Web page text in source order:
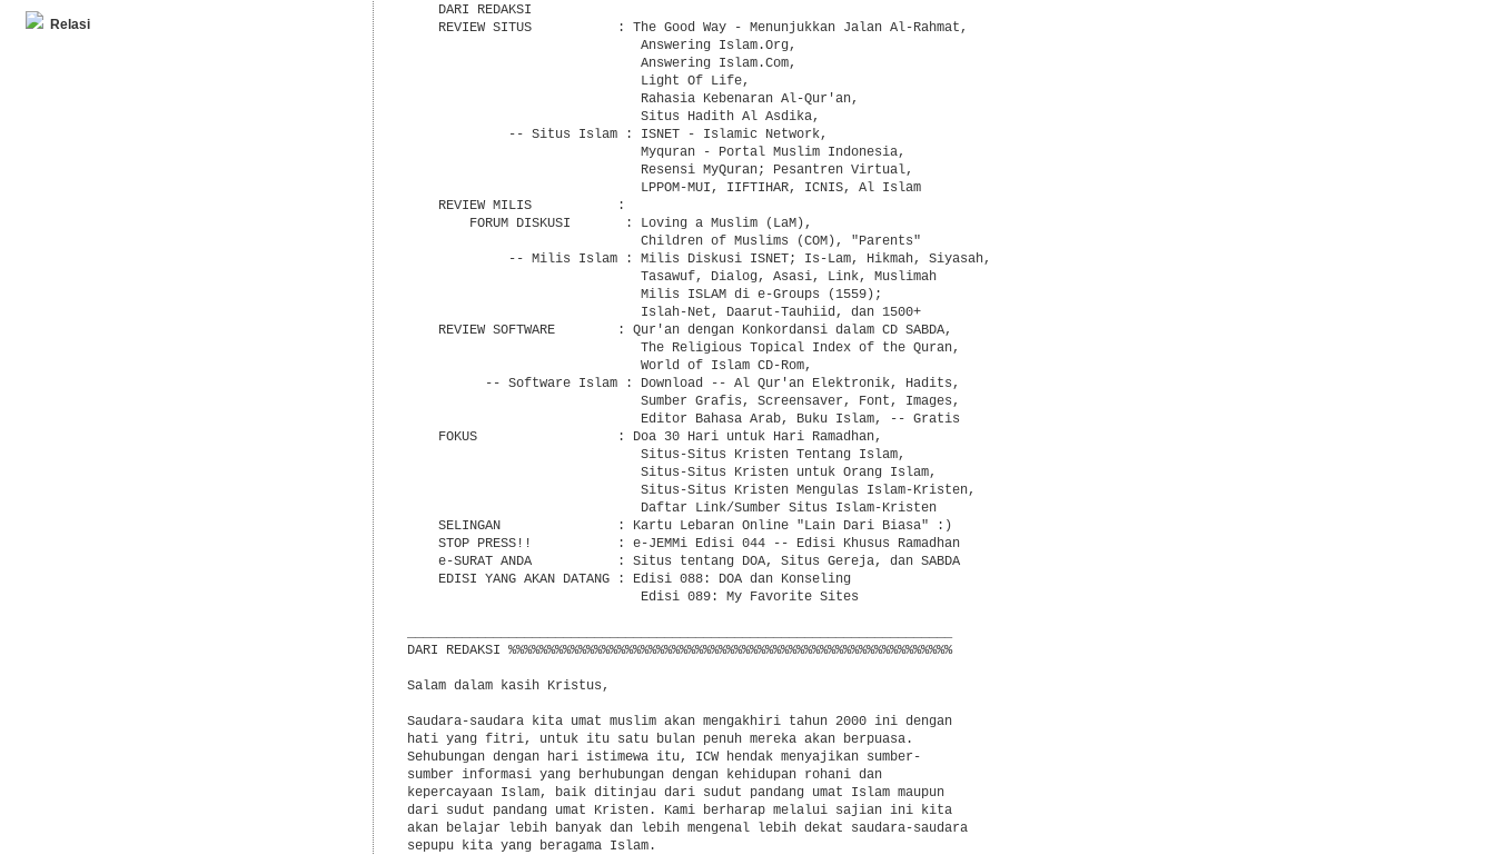
    DARI REDAKSI
    REVIEW SITUS           : The Good Way - Menunjukkan Jalan Al-Rahmat,
                              Answering Islam.Org,
                              Answering Islam.Com,
                              Light Of Life,
                              Rahasia Kebenaran Al-Qur'an,
                              Situs Hadith Al Asdika,
             -- Situs Islam : ISNET - Islamic Network,
                              Myquran - Portal Muslim Indonesia,
                              Resensi MyQuran; Pesantren Virtual,
                              LPPOM-MUI, IIFTIHAR, ICNIS, Al Islam
    REVIEW MILIS           :
        FORUM DISKUSI       : Loving a Muslim (LaM),
                              Children of Muslims (COM), "Parents"
             -- Milis Islam : Milis Diskusi ISNET; Is-Lam, Hikmah, Siyasah,
                              Tasawuf, Dialog, Asasi, Link, Muslimah
                              Milis ISLAM di e-Groups (1559);
                              Islah-Net, Daarut-Tauhiid, dan 1500+
    REVIEW SOFTWARE        : Qur'an dengan Konkordansi dalam CD SABDA,
                              The Religious Topical Index of the Quran,
                              World of Islam CD-Rom,
          -- Software Islam : Download -- Al Qur'an Elektronik, Hadits,
                              Sumber Grafis, Screensaver, Font, Images,
                              Editor Bahasa Arab, Buku Islam, -- Gratis
    FOKUS                  : Doa 30 Hari untuk Hari Ramadhan,
                              Situs-Situs Kristen Tentang Islam,
                              Situs-Situs Kristen untuk Orang Islam,
                              Situs-Situs Kristen Mengulas Islam-Kristen,
                              Daftar Link/Sumber Situs Islam-Kristen
    SELINGAN               : Kartu Lebaran Online "Lain Dari Biasa" :)
    STOP PRESS!!           : e-JEMMi Edisi 044 -- Edisi Khusus Ramadhan
    e-SURAT ANDA           : Situs tentang DOA, Situs Gereja, dan SABDA
    EDISI YANG AKAN DATANG : Edisi 088: DOA dan Konseling
                              Edisi 089: My Favorite Sites
DARI REDAKSI %%%%%%%%%%%%%%%%%%%%%%%%%%%%%%%%%%%%%%%%%%%%%%%%%%%%%%%%%
Salam dalam kasih Kristus,
Saudara-saudara kita umat muslim akan mengakhiri tahun 2000 ini dengan
hati yang fitri, untuk itu satu bulan penuh mereka akan berpuasa.
Sehubungan dengan hari istimewa itu, ICW hendak menyajikan sumber-
sumber informasi yang berhubungan dengan kehidupan rohani dan
kepercayaan Islam, baik ditinjau dari sudut pandang umat Islam maupun
dari sudut pandang umat Kristen. Kami berharap melalui sajian ini kita
akan belajar lebih banyak dan lebih mengenal lebih dekat saudara-saudara
sepupu kita yang beragama Islam.
Relasi